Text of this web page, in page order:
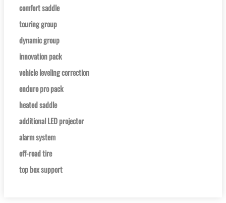
comfort saddle
touring group
dynamic group
innovation pack
vehicle leveling correction
enduro pro pack
heated saddle
additional LED projector
alarm system
off-road tire
top box support